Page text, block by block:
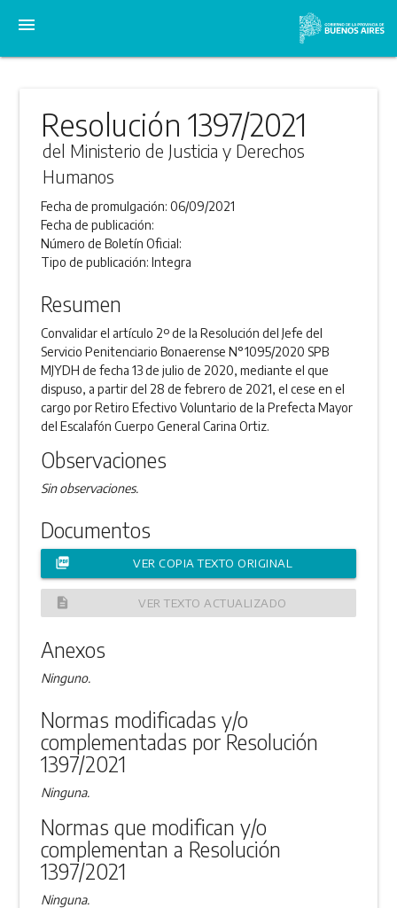
menu
Resolución 1397/2021
del Ministerio de Justicia y Derechos
Humanos
Fecha de promulgación:06/09/2021
Fecha de publicación:
Número de Boletín Oficial:
Tipo de publicación:Integra
Resumen
Convalidar el artículo 2º de la Resolución del Jefe del
Servicio Penitenciario Bonaerense N°1095/2020 SPB
MJYDH de fecha 13 de julio de 2020, mediante el que
dispuso, a partir del 28 de febrero de 2021, el cese en el
cargo por Retiro Efectivo Voluntario de la Prefecta Mayor
del Escalafón Cuerpo General Carina Ortiz.
Observaciones
Sin observaciones.
Documentos
picture_as_pdf VER COPIA TEXTO ORIGINAL
description VER TEXTO ACTUALIZADO
Anexos
Ninguno.
Normas modificadas y/o
complementadas por Resolución
1397/2021
Ninguna.
Normas que modifican y/o
complementan a Resolución
1397/2021
Ninguna.